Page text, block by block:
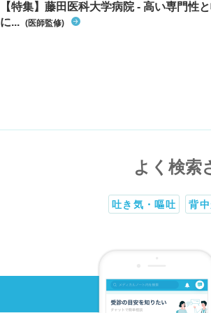
【特集】藤田医科大学病院 - 高い専門性
に... (医師監修)
よく検索
吐き気・嘔吐 背